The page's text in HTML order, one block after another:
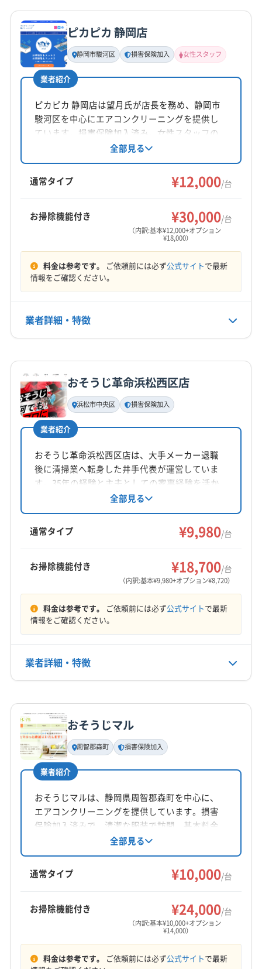
周智郡森町
榛原郡吉田町
榛原郡川根本町
田方郡函南町
(山梨県) 甲府市
(山梨県) 富士吉田市
(愛知県) 岡崎市
(愛知県) 豊橋市
定休日
年中無休
電話番号
非公開
公式HP
公式サイトなし
ピカピカ 静岡店
静岡市駿河区 損害保険加入 女性スタッフ
業者紹介
ピカピカ 静岡店は望月氏が店長を務め、静岡市
駿河区を中心にエアコンクリーニングを提供し
ています。損害保険加入済み。女性スタッフの
同行も可能で、営業時間外の相談にも対応して
います。防カビ・抗菌コーティングなど、様々
なニーズに対応する地域密着型業者です。
全部見る
通常タイプ ¥12,000/台
お掃除機能付き ¥30,000/台
（内訳:基本¥12,000+オプション
¥18,000）
料金は参考です。 ご依頼前には必ず公式サイトで最新
情報をご確認ください。
業者詳細・特徴
基本情報
代表者名
望月
所在地
静岡県静岡市駿河区
対応地域
焼津市 静岡市葵区
静岡市清水区
島田市 富士宮市 富士市 牧之原市
不定休
電話番号
公式HP
公式サイトを見る
おそうじ革命浜松西区店
浜松市中央区 損害保険加入
業者紹介
おそうじ革命浜松西区店は、大手メーカー退職
後に清掃業へ転身した井手代表が運営していま
す。35年の経験と主夫としての家事経験を活か
し、顧客の悩みに寄り添ったサービスを提供。
エコ洗剤の使用や損害保険加入など、安心安全
にも配慮しています。浜松市中央区を中心に、
静岡県西部や愛知県の一部エリアに対応。
全部見る
通常タイプ ¥9,980/台
お掃除機能付き ¥18,700/台
（内訳:基本¥9,980+オプション¥8,720）
料金は参考です。 ご依頼前には必ず公式サイトで最新
情報をご確認ください。
業者詳細・特徴
基本情報
代表者名
井手
所在地
静岡県浜松市中央区
対応地域
菊川市 湖西市
静岡市駿河区
袋井市 島田市 磐田市
浜松市中央区
浜松市天竜区
周智郡森町
定休日
おそうじマル
周智郡森町 損害保険加入
業者紹介
おそうじマルは、静岡県周智郡森町を中心に、
エアコンクリーニングを提供しています。損害
保険加入済みで、清潔な服装で訪問。基本料金
10,000円からで複数台割引もあります。お掃除機
能付きエアコンや室外機洗浄などのオプション
も充実。土日祝日も対応可能で、安心の保証付
きです。
全部見る
通常タイプ ¥10,000/台
お掃除機能付き ¥24,000/台
（内訳:基本¥10,000+オプション
¥14,000）
料金は参考です。 ご依頼前には必ず公式サイトで最新